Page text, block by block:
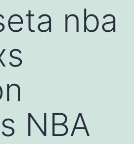
nba
NBA